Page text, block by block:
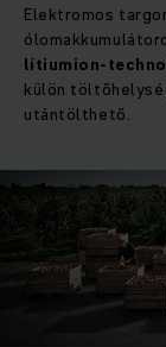
Elektromos
lítiumion-
külön
utántölthető.